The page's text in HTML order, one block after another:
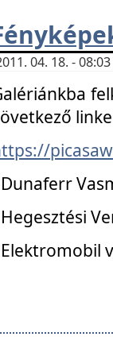
04. 18. -